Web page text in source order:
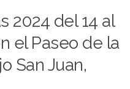
2024 del 14 al
el Paseo de la
San Juan,